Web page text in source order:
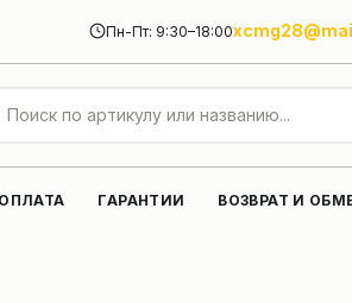
Пн-Пт: 9:30–18:00
ГАРАНТИИ ВОЗВРАТ И